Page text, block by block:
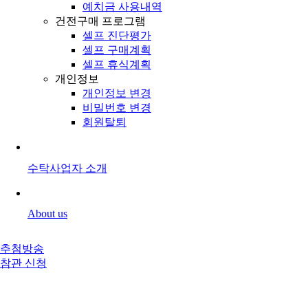
예치금 사용내역
건전구매 프로그램
셀프 진단평가
셀프 구매계획
셀프 휴식계획
개인정보
개인정보 변경
비밀번호 변경
회원탈퇴
수탁사업자 소개
About us
추첨방송
참관 신청